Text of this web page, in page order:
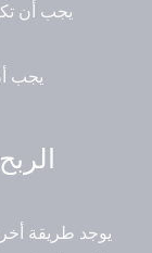
يجب أن
يجب
يوجد طريقة